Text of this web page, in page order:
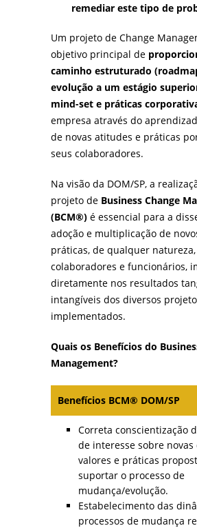
remediar este tipo de
Um projeto de Change
objetivo principal de
caminho estruturado
evolução a um estágio
mind-set e práticas
empresa através do
de novas atitudes e práticas
seus colaboradores.
Na visão da DOM/SP, a
projeto de Business Change
(BCM®) é essencial para a
adoção e multiplicação de
práticas, de qualquer
colaboradores e funcionários,
diretamente nos resultados
intangíveis dos diversos
implementados.
Quais os Benefícios do
Management?
Benefícios BCM® DOM/SP
Correta conscientização
de interesse sobre
valores e práticas
suportar o processo de
mudança/evolução.
Estabelecimento das
processos de mudança